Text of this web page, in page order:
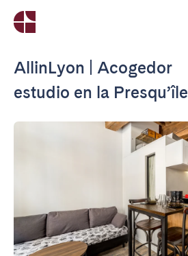
AllinLyon | Acogedor
estudio en la Presqu’île